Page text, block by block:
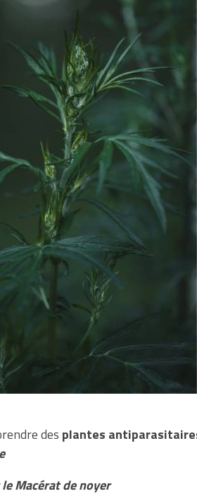
des plantes
Macérat de noyer